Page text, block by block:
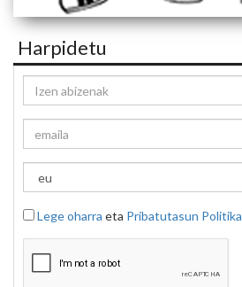
Harpidetu
Lege oharra eta Pribatutasun Politika